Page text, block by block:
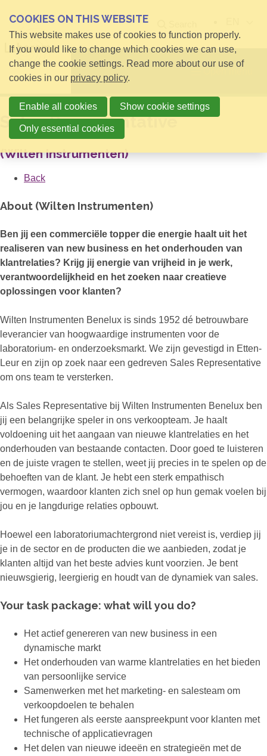
Sales Representative
(Wilten Instrumenten)
Back
About (Wilten Instrumenten)
Ben jij een commerciële topper die energie haalt uit het
realiseren van new business en het onderhouden van
klantrelaties? Krijg jij energie van vrijheid in je werk,
verantwoordelijkheid en het zoeken naar creatieve
oplossingen voor klanten?
Wilten Instrumenten Benelux is sinds 1952 dé betrouwbare
leverancier van hoogwaardige instrumenten voor de
laboratorium- en onderzoeksmarkt. We zijn gevestigd in Etten-
Leur en zijn op zoek naar een gedreven Sales Representative
om ons team te versterken.
Als Sales Representative bij Wilten Instrumenten Benelux ben
jij een belangrijke speler in ons verkoopteam. Je haalt
voldoening uit het aangaan van nieuwe klantrelaties en het
onderhouden van bestaande contacten. Door goed te luisteren
en de juiste vragen te stellen, weet jij precies in te spelen op de
behoeften van de klant. Je hebt een sterk empathisch
vermogen, waardoor klanten zich snel op hun gemak voelen bij
jou en je langdurige relaties opbouwt.
Hoewel een laboratoriumachtergrond niet vereist is, verdiep jij
je in de sector en de producten die we aanbieden, zodat je
klanten altijd van het beste advies kunt voorzien. Je bent
nieuwsgierig, leergierig en houdt van de dynamiek van sales.
Your task package: what will you do?
Het actief genereren van new business in een
dynamische markt
Het onderhouden van warme klantrelaties en het bieden
van persoonlijke service
Samenwerken met het marketing- en salesteam om
verkoopdoelen te behalen
Het fungeren als eerste aanspreekpunt voor klanten met
technische of applicatievragen
Het delen van nieuwe ideeën en strategieën met de
COOKIES ON THIS WEBSITE
This website makes use of cookies to function properly.
If you would like to change which cookies we can use,
change the cookie settings. Read more about our use of
cookies in our privacy policy.
Enable all cookies Show cookie settings
Only essential cookies